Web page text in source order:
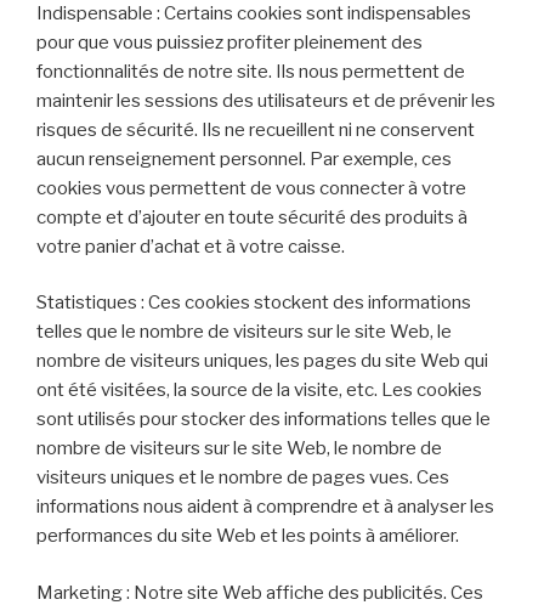
Indispensable : Certains cookies sont indispensables
pour que vous puissiez profiter pleinement des
fonctionnalités de notre site. Ils nous permettent de
maintenir les sessions des utilisateurs et de prévenir les
risques de sécurité. Ils ne recueillent ni ne conservent
aucun renseignement personnel. Par exemple, ces
cookies vous permettent de vous connecter à votre
compte et d’ajouter en toute sécurité des produits à
votre panier d’achat et à votre caisse.
Statistiques : Ces cookies stockent des informations
telles que le nombre de visiteurs sur le site Web, le
nombre de visiteurs uniques, les pages du site Web qui
ont été visitées, la source de la visite, etc. Les cookies
sont utilisés pour stocker des informations telles que le
nombre de visiteurs sur le site Web, le nombre de
visiteurs uniques et le nombre de pages vues. Ces
informations nous aident à comprendre et à analyser les
performances du site Web et les points à améliorer.
Marketing : Notre site Web affiche des publicités. Ces